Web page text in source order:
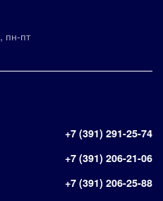
, пн-пт
+7 (391) 291-25-74
+7 (391) 206-21-06
+7 (391) 206-25-88